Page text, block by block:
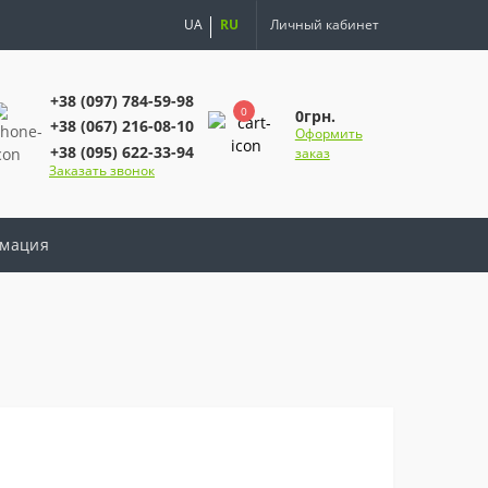
UA RU Личный кабинет
+38 (097) 784-59-98
+38 (067) 216-08-10
+38 (095) 622-33-94
Заказать звонок
0 0грн.
Оформить
заказ